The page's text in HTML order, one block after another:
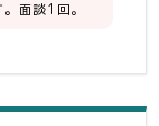
、必要に応じ
面談1回。